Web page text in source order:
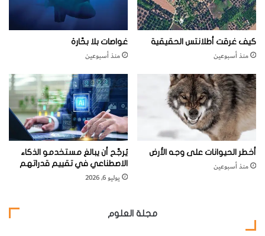
ل
ط
ا
ئ
ر
ا
ت
ا
ل
ب
ر
س
ك
كيف غرقت أطلانتس الحقيقية
منذ أسبوعين
غواصات بلا بحّارة
منذ أسبوعين
أخطر الحيوانات على وجه الأرض
منذ أسبوعين
يُرجَّح أن يبالغ مستخدمو الذكاء
الاصطناعي في تقييم قدراتهم
يوليو 6, 2026
مجلة العلوم